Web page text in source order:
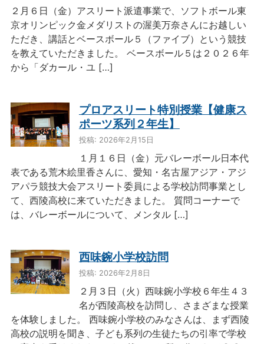
２月６日（金）アスリート派遣事業で、ソフトボール東
京オリンピック金メダリストの渥美万奈さんにお越しい
ただき、講話とベースボール５（ファイブ）という競技
を教えていただきました。 ベースボール５は２０２６年
から「ダカール・ユ […]
プロアスリート特別授業【健康ス
ポーツ系列２年生】
投稿: 2026年2月15日
１月１６日（金）元バレーボール日本代
表である荒木絵里香さんに、愛知・名古屋アジア・アジ
アパラ競技大会アスリート委員による学校訪問事業とし
て、西陵高校に来ていただきました。 質問コーナーで
は、バレーボールについて、メンタル […]
西味鋺小学校訪問
投稿: 2026年2月8日
２月３日（火）西味鋺小学校６年生４３
名が西陵高校を訪問し、さまざまな授業
を体験しました。 西味鋺小学校のみなさんは、まず西陵
高校の説明を聞き、子ども系列の生徒たちの引率で学校